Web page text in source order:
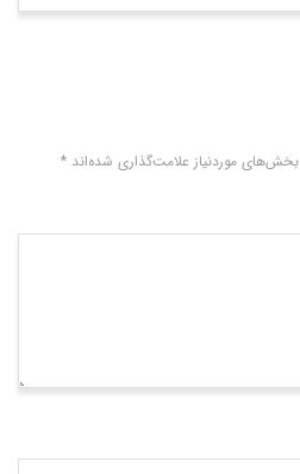
بخش‌های موردنیاز علامت‌گذاری شده‌اند *